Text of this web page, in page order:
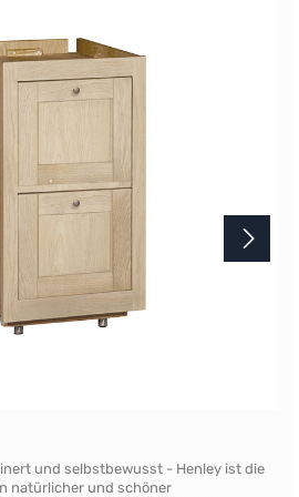
wiedergegeben wird. Ihre Fragen zu
wir Ihnen gerne telefonisch unter +49
shop@landlord-living.de oder nach
in unserem Showroom.
und selbstbewusst - Henley ist die
natürlicher und schöner